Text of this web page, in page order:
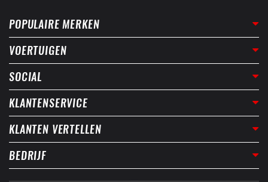
POPULAIRE MERKEN
VOERTUIGEN
SOCIAL
KLANTENSERVICE
KLANTEN VERTELLEN
BEDRIJF